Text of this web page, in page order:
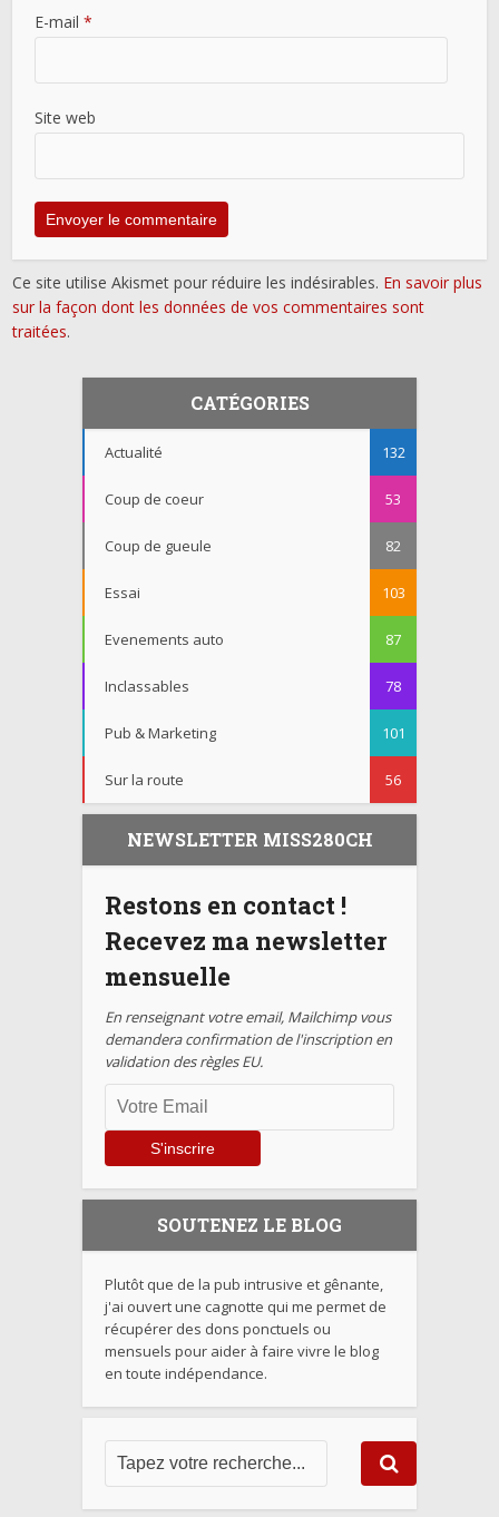
E-mail*
Site web
Ce site utilise Akismet pour réduire les indésirables. En savoir plus
sur la façon dont les données de vos commentaires sont
traitées.
CATÉGORIES
Actualité 132
Coup de coeur 53
Coup de gueule 82
Essai 103
Evenements auto 87
Inclassables 78
Pub & Marketing 101
Sur la route 56
NEWSLETTER MISS280CH
Restons en contact !
Recevez ma newsletter
mensuelle
En renseignant votre email, Mailchimp vous
demandera confirmation de l'inscription en
validation des règles EU.
SOUTENEZ LE BLOG
Plutôt que de la pub intrusive et gênante,
j'ai ouvert une cagnotte qui me permet de
récupérer des dons ponctuels ou
mensuels pour aider à faire vivre le blog
en toute indépendance.